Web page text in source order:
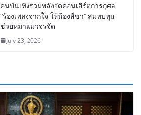
คนบันเทิงรวมพลังจัดคอนเสิร์ตการกุศล
“ร้องเพลงจากใจ ให้น้องสี่ขา” สมทบทุน
ช่วยหมาแมวจรจัด
July 23, 2026